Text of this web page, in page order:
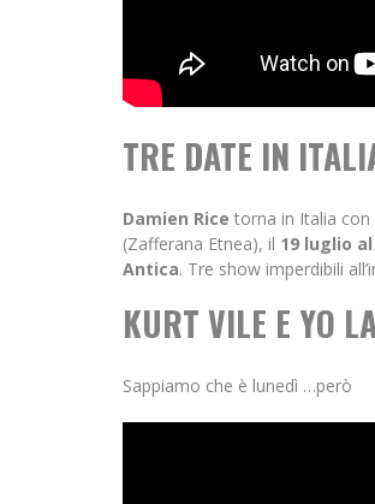
TRE DATE IN
Damien Rice torna in Italia con
(Zafferana Etnea), il 19 luglio
Antica. Tre show imperdibili
KURT VILE E YO
Sappiamo che è lunedì …però